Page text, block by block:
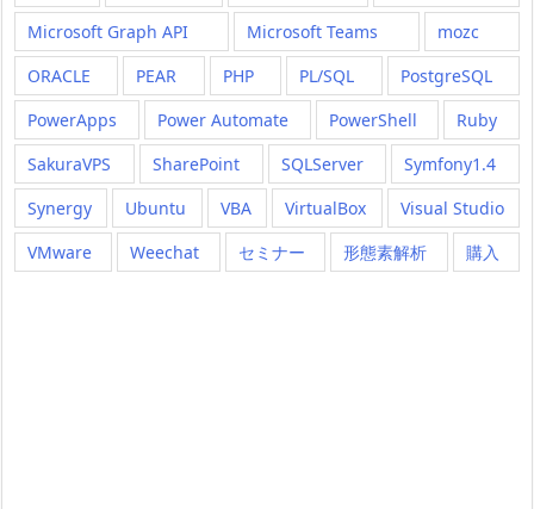
Microsoft Graph API
Microsoft Teams
mozc
ORACLE
PEAR PHP PL/SQL
PostgreSQL
PowerApps
Power Automate PowerShell
Ruby
SakuraVPS
SharePoint SQLServer
Symfony1.4
Synergy
Ubuntu VBA VirtualBox
Visual Studio
VMware
Weechat セミナー 形態素解析 購入